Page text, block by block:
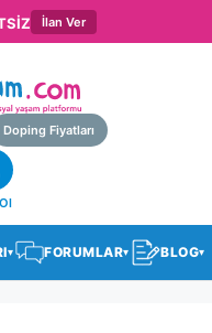
İlan Ver
Doping Fiyatları
▾ FORUMLAR▾ BLOG▾